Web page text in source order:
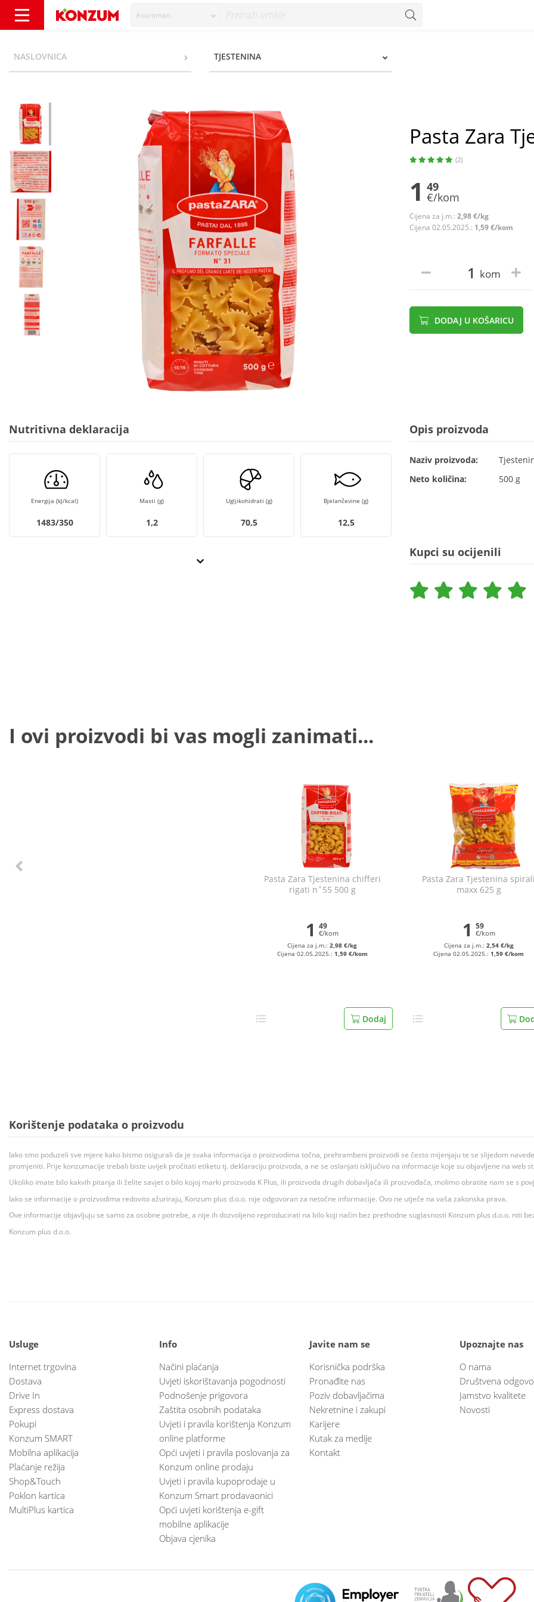
Asortiman
NASLOVNICA TJESTENINA
Pasta Zara
(2)
1 49
€/kom
Cijena za j.m.: 2,98 €/kg
Cijena 02.05.2025.: 1,59 €/kom
kom
DODAJ U KOŠARICU
Nutritivna deklaracija
Energija (kJ/kcal)
1483/350
Masti (g)
1,2
Ugljikohidrati (g)
70,5
Bjelančevine (g)
12,5
Opis proizvoda
Naziv proizvoda:
Neto količina:
500 g
Kupci su ocijenili
I ovi proizvodi bi vas mogli zanimati...
Pasta Zara Tjestenina chifferi
rigati n˚55 500 g
1 49
€/kom
Cijena za j.m.:2,98 €/kg
Cijena 02.05.2025.: 1,59 €/kom
Dodaj
Pasta Zara Tjestenina
maxx 625 g
1 59
€/kom
Cijena za j.m.: 2,54 €/kg
Cijena 02.05.2025.:1,59 €/kom
Korištenje podataka o proizvodu
Iako smo poduzeli sve mjere kako bismo osigurali da je svaka informacija o proizvodima točna, prehrambeni proizvodi se često mijenjaju te se slijedom
promjeniti. Prije konzumacije trebali biste uvijek pročitati etiketu tj. deklaraciju proizvoda, a ne se oslanjati isključivo na informacije koje su objavljene na web
Ukoliko imate bilo kakvih pitanja ili želite savjet o bilo kojoj marki proizvoda K Plus, ili proizvoda drugih dobavljača ili proizvođača, molimo obratite nam se s
Iako se informacije o proizvodima redovito ažuriraju, Konzum plus d.o.o. nije odgovoran za netočne informacije. Ovo ne utječe na vaša zakonska prava.
Ove informacije objavljuju se samo za osobne potrebe, a nije ih dozvoljeno reproducirati na bilo koji način bez prethodne suglasnosti Konzum plus d.o.o. niti
Konzum plus d.o.o.
Usluge
Internet trgovina
Dostava
Drive In
Express dostava
Pokupi
Konzum SMART
Mobilna aplikacija
Plaćanje režija
Shop&Touch
Poklon kartica
MultiPlus kartica
Info
Načini plaćanja
Uvjeti iskorištavanja pogodnosti
Podnošenje prigovora
Zaštita osobnih podataka
Uvjeti i pravila korištenja Konzum
online platforme
Opći uvjeti i pravila poslovanja za
Konzum online prodaju
Uvjeti i pravila kupoprodaje u
Konzum Smart prodavaonici
Opći uvjeti korištenja e-gift
mobilne aplikacije
Objava cjenika
Javite nam se
Korisnička podrška
Pronađite nas
Poziv dobavljačima
Nekretnine i zakupi
Karijere
Kutak za medije
Kontakt
Upoznajte nas
O nama
Društvena
Jamstvo kvalitete
Novosti